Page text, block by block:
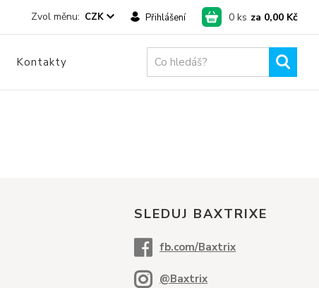
CZK Přihlášení 0 ks za 0,00 Kč
Kontakty
SLEDUJ BAXTRIXE